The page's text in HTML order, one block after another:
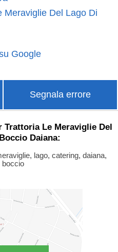
Meraviglie Del Lago Di
Google
Segnala errore
Trattoria Le Meraviglie Del
Daiana:
lago, catering, daiana,
boccio